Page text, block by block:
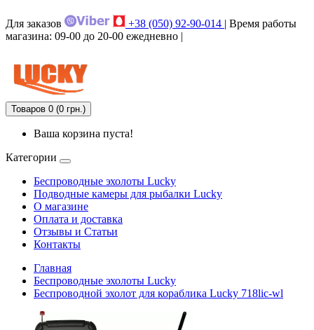
Для заказов +38 (050) 92-90-014 | Время работы
магазина: 09-00 до 20-00 ежедневно |
Товаров 0 (0 грн.)
Ваша корзина пуста!
Категории
Беспроводные эхолоты Lucky
Подводные камеры для рыбалки Lucky
О магазине
Оплата и доставка
Отзывы и Статьи
Контакты
Главная
Беспроводные эхолоты Lucky
Беспроводной эхолот для кораблика Lucky 718lic-wl